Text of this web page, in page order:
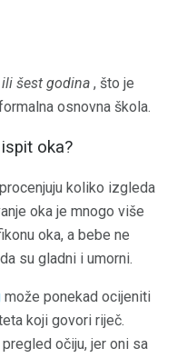
šest godina , što je
osnovna škola.
oka?
koliko izgleda
oka je mnogo više
oka, a bebe ne
su gladni i umorni.
može ponekad ocijeniti
koji govori riječ.
očiju, jer oni sa